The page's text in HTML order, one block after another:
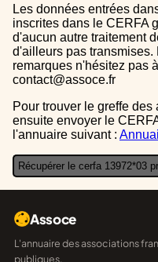
Les données entrées dans le formulaire sont uniquement
inscrites dans le CERFA
d'aucun autre traitement
d'ailleurs pas transmises.
remarques n'hésitez pas
contact@assoce.fr
Pour trouver le greffe des associations auquel vous devrez
ensuite envoyer le
l'annuaire suivant :
Récupérer le cerfa 13972*03
Assoce
L'annuaire des associations françaises, construit sur les données
publiques.